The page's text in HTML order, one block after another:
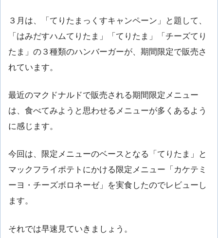
３月は、「てりたまっくすキャンペーン」と題して、
「はみだすハムてりたま」「てりたま」「チーズてり
たま」の３種類のハンバーガーが、期間限定で販売さ
れています。
最近のマクドナルドで販売される期間限定メニュー
は、食べてみようと思わせるメニューが多くあるよう
に感じます。
今回は、限定メニューのベースとなる「てりたま」と
マックフライポテトにかける限定メニュー「カケテミ
ーヨ・チーズボロネーゼ」を実食したのでレビューし
ます。
それでは早速見ていきましょう。